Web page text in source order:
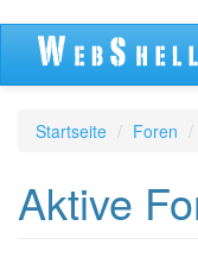
Direkt
Inhalt
Startseite Foren
Aktive